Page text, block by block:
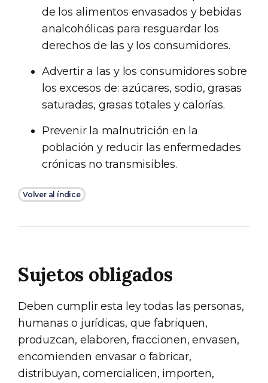
de los alimentos envasados y bebidas
analcohólicas para resguardar los
derechos de las y los consumidores.
Advertir a las y los consumidores sobre
los excesos de: azúcares, sodio, grasas
saturadas, grasas totales y calorías.
Prevenir la malnutrición en la
población y reducir las enfermedades
crónicas no transmisibles.
Volver al índice
Sujetos obligados
Deben cumplir esta ley todas las personas,
humanas o jurídicas, que fabriquen,
produzcan, elaboren, fraccionen, envasen,
encomienden envasar o fabricar,
distribuyan, comercialicen, importen,